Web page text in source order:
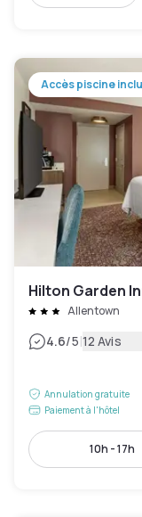
Accès piscine
Hilton Garden
Allentown
4.6/5|12 Avis
Annulation gratuite
Paiement à l'hôtel
10h - 17h